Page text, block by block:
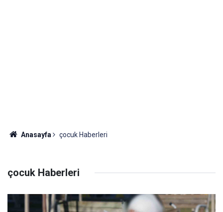
Anasayfa çocuk Haberleri
çocuk Haberleri